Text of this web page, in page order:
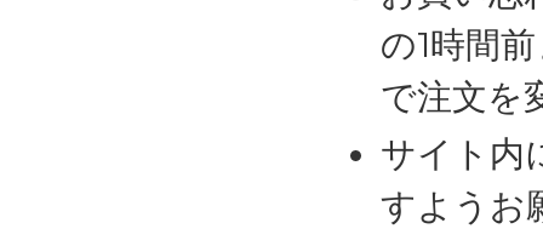
の1時間
で注文を
サイト内
すようお